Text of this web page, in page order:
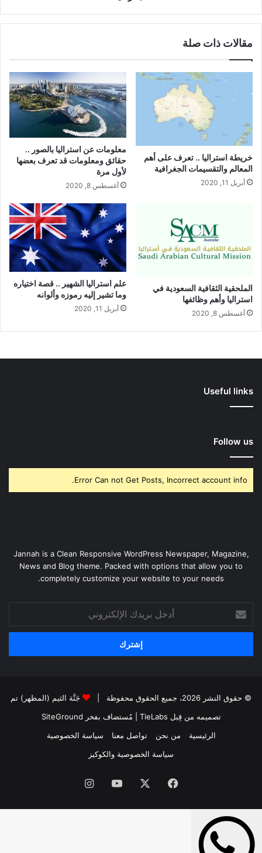
مقالات ذات صلة
خريطة استراليا .. تعرف على أهم
المعالم والتقسيمات الجغرافية
أبريل 11, 2020
معلومات عن استراليا بالصور ..
حقائق ومعلومات قد تعرف بعضها
لأول مرة
أغسطس 8, 2020
الملحقية الثقافية السعودية في
استراليا وأهم وظائفها
أغسطس 8, 2020
علم استراليا الشهير .. قصة اختياره
وما تشير إليه رموزه وألوانه
أبريل 11, 2020
Useful links
Follow us
Error Can not Get Posts, Incorrect account info.
Jannah is a Clean Responsive WordPress Newspaper, Magazine,
News and Blog theme. Packed with options that allow you to
completely customize your website to your needs.
بريدك
الإلكتروني
© حقوق النشر 2026، جميع الحقوق محفوظة |
جَنَّة الثيم (المظهر) تم
تصميمه من قِبل TieLabs
| مُستضاف بفخر SiteGround
الرئيسية
من نحن تواصل معنا
سياسة الخصوصية
سياسة الخصوصية والكوكيز
فيسبوك ‫YouTubeانستقرام